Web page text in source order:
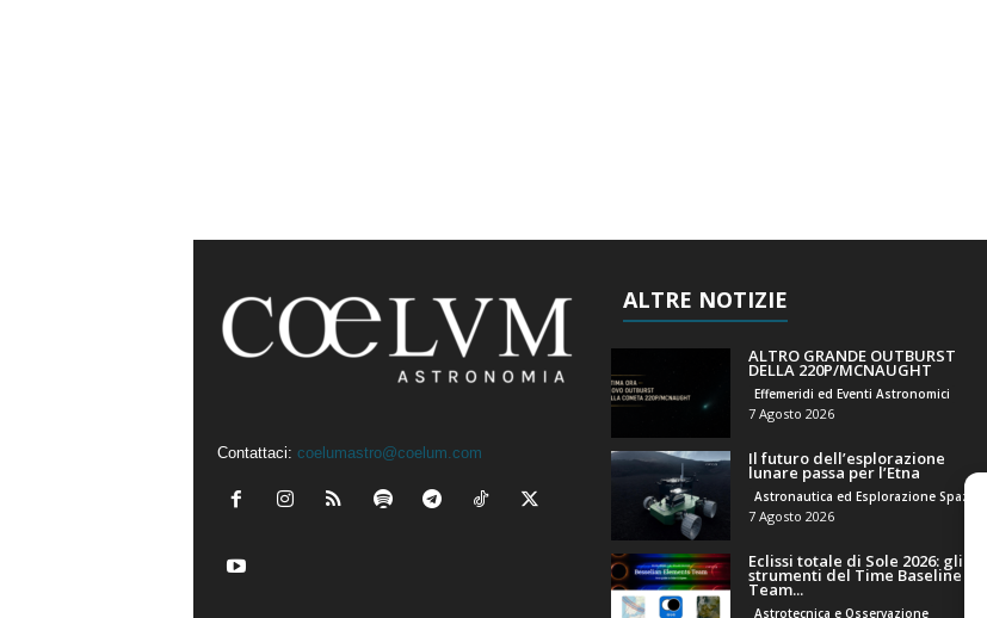
Contattaci: coelumastro@coelum.com
ALTRE NOTIZIE
ALTRO GRANDE OUTBURST
DELLA 220P/MCNAUGHT
Effemeridi ed Eventi Astronomici
7 Agosto 2026
Il futuro dell’esplorazione
lunare passa per l’Etna
7 Agosto 2026
Eclissi totale di Sole 2026: gli
strumenti del Time Baseline
Team...
Astrotecnica e Osservazione